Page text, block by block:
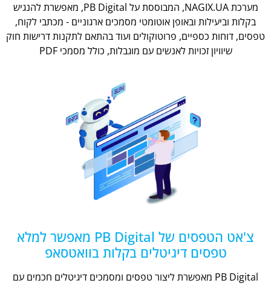
מערכת NAGIX.UA, המבוססת על PB Digital, מאפשרת להנגיש
בקלות וביעילות ובאופן אוטומטי מסמכים ארגוניים - מכתבי לקוח,
טפסים, דוחות כספיים, פרוטוקולים ועוד בהתאם לתקנות דרישות חוק
שיוויון זכויות לאנשים עם מוגבלות, כולל מסמכי PDF
צ'אט הטפסים של PB Digital מאפשר למלא
טפסים דיגיטלים בקלות בוואטסאפ
PB Digital מאפשרת ליצור טפסים ומסמכים דיגיטלים חכמים עם